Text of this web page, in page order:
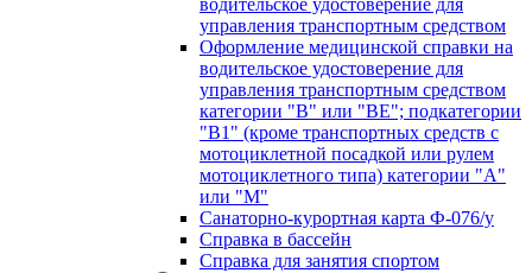
водительское удостоверение для
управления транспортным средством
Оформление медицинской справки на
водительское удостоверение для
управления транспортным средством
категории "В" или "BE"; подкатегории
"В1" (кроме транспортных средств с
мотоциклетной посадкой или рулем
мотоциклетного типа) категории "А"
или "М"
Санаторно-курортная карта Ф-076/у
Справка в бассейн
Справка для занятия спортом